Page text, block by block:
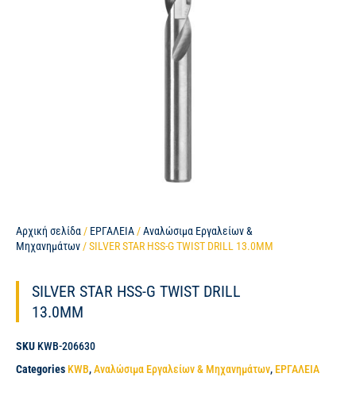
Αρχική σελίδα / ΕΡΓΑΛΕΙΑ /Αναλώσιμα Εργαλείων &
Μηχανημάτων / SILVER STAR HSS-G TWIST DRILL 13.0MM
SILVER STAR HSS-G TWIST DRILL
13.0MM
SKU KWB-206630
Categories KWB,Αναλώσιμα Εργαλείων & Μηχανημάτων, ΕΡΓΑΛΕΙΑ